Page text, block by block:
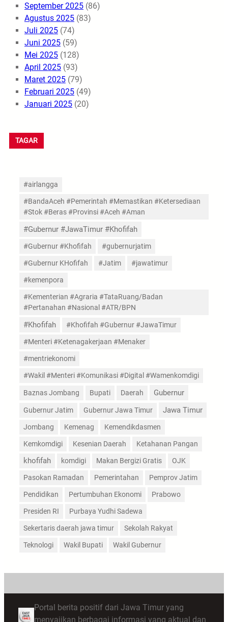
September 2025 (86)
Agustus 2025 (83)
Juli 2025 (74)
Juni 2025 (59)
Mei 2025 (128)
April 2025 (93)
Maret 2025 (79)
Februari 2025 (49)
Januari 2025 (20)
TAGAR
#airlangga
#BandaAceh #Pemerintah #Memastikan #Ketersediaan
#Stok #Beras #Provinsi #Aceh #Aman
#Gubernur #JawaTimur #Khofifah
#Gubernur #Khofifah #gubernurjatim
#Gubernur KHofifah #Jatim #jawatimur
#kemenpora
#Kementerian #Agraria #TataRuang/Badan
#Pertanahan #Nasional #ATR/BPN
#Khofifah #Khofifah #Gubernur #JawaTimur
#Menteri #Ketenagakerjaan #Menaker
#mentriekonomi
#Wakil #Menteri #Komunikasi #Digital #Wamenkomdigi
Baznas Jombang Bupati Daerah Gubernur
Gubernur Jatim Gubernur Jawa Timur Jawa Timur
Jombang Kemenag Kemendikdasmen
Kemkomdigi Kesenian Daerah Ketahanan Pangan
khofifah komdigi Makan Bergizi Gratis OJK
Pasokan Ramadan Pemerintahan Pemprov Jatim
Pendidikan Pertumbuhan Ekonomi Prabowo
Presiden RI Purbaya Yudhi Sadewa
Sekertaris daerah jawa timur Sekolah Rakyat
Teknologi Wakil Bupati Wakil Gubernur
Portal berita positif dari Jawa Timur yang
menyajikan berbagai informasi yang aktual dan